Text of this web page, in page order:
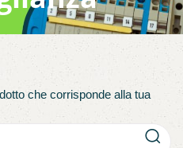
che corrisponde alla tua